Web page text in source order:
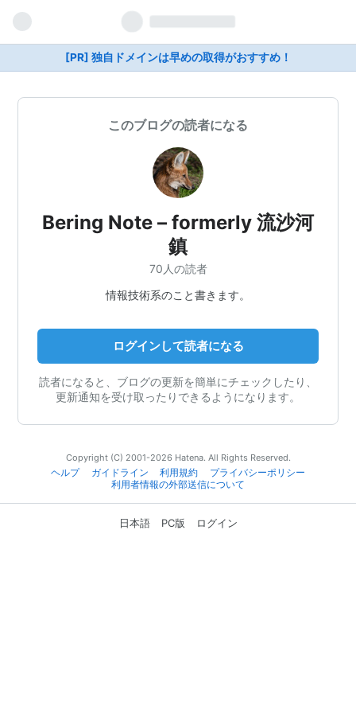
[PR] 独自ドメインは早めの取得がおすすめ！
このブログの読者になる
Bering Note – formerly 流沙河
鎮
70人の読者
情報技術系のこと書きます。
ログインして読者になる
読者になると、ブログの更新を簡単にチェックしたり、
更新通知を受け取ったりできるようになります。
Copyright (C) 2001-2026 Hatena. All Rights Reserved.
ヘルプ
ガイドライン 利用規約
プライバシーポリシー
利用者情報の外部送信について
日本語 PC版 ログイン